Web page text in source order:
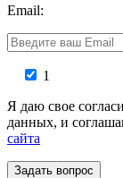
Email:
1
Я даю свое
данных, и
сайта
Задать вопрос